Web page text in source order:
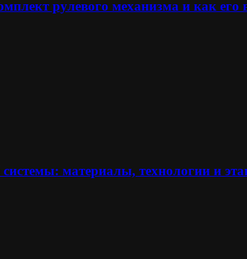
рулевого механизма и как
материалы, технологии и